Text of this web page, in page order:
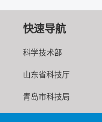
快速导航
科学技术部
山东省科技厅
青岛市科技局